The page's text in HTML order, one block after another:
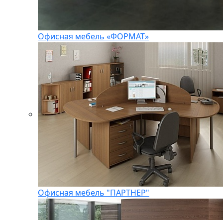
Офисная мебель «ФОРМАТ»
Офисная мебель "ПАРТНЕР"